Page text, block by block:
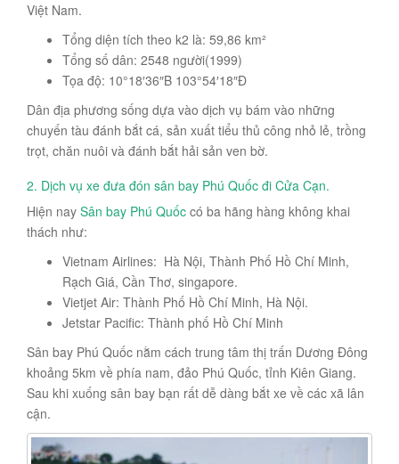
Việt Nam.
Tổng diện tích theo k2 là: 59,86 km²
Tổng số dân: 2548 người(1999)
Tọa độ: 10°18′36″B 103°54′18″Đ
Dân địa phương sống dựa vào dịch vụ bám vào những
chuyến tàu đánh bắt cá, sản xuất tiểu thủ công nhỏ lẻ, trồng
trọt, chăn nuôi và đánh bắt hải sản ven bờ.
2. Dịch vụ xe đưa đón sân bay Phú Quốc đi Cửa Cạn.
Hiện nay Sân bay Phú Quốc có ba hãng hàng không khai
thách như:
Vietnam Airlines: Hà Nội, Thành Phố Hồ Chí Minh,
Rạch Giá, Cần Thơ, singapore.
Vietjet Air: Thành Phố Hồ Chí Minh, Hà Nội.
Jetstar Pacific: Thành phố Hồ Chí Minh
Sân bay Phú Quốc nằm cách trung tâm thị trấn Dương Đông
khoảng 5km về phía nam, đảo Phú Quốc, tỉnh Kiên Giang.
Sau khi xuống sân bay bạn rất dễ dàng bắt xe về các xã lân
cận.